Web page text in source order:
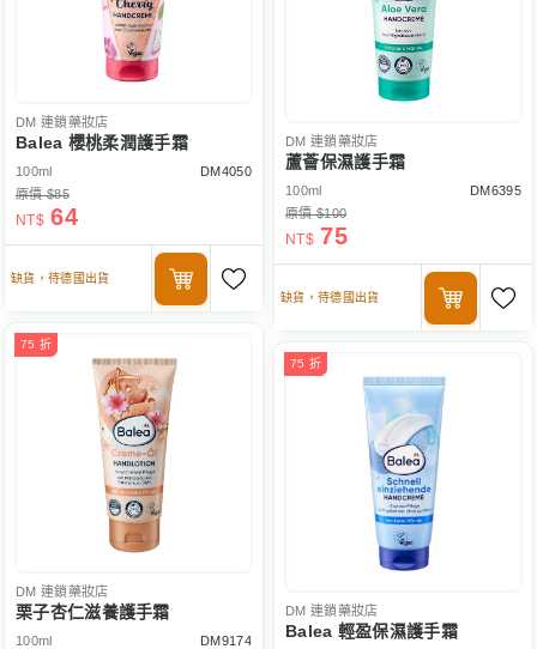
DM 連鎖藥妝店
Balea 櫻桃柔潤護手霜
100ml
DM4050
原價 $85
NT$ 64
缺貨，待德國出貨
DM 連鎖藥妝店
蘆薈保濕護手霜
100ml
DM6395
原價 $100
NT$ 75
缺貨，待德國出貨
75 折
DM 連鎖藥妝店
栗子杏仁滋養護手霜
100ml
DM9174
75 折
DM 連鎖藥妝店
Balea 輕盈保濕護手霜